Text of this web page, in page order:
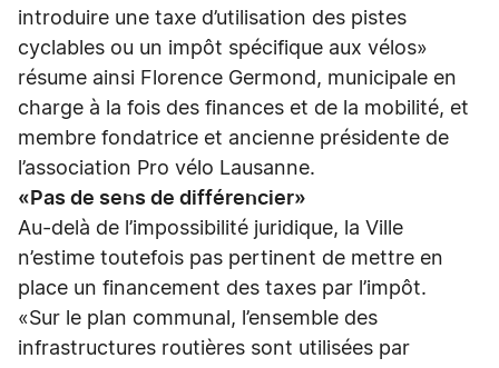
introduire une taxe d’utilisation des pistes
cyclables ou un impôt spécifique aux vélos»
résume ainsi Florence Germond, municipale en
charge à la fois des finances et de la mobilité, et
membre fondatrice et ancienne présidente de
l’association Pro vélo Lausanne.
«Pas de sens de différencier»
Au-delà de l’impossibilité juridique, la Ville
n’estime toutefois pas pertinent de mettre en
place un financement des taxes par l’impôt.
«Sur le plan communal, l’ensemble des
infrastructures routières sont utilisées par